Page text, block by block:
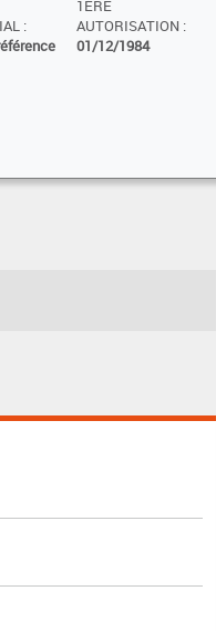
:
1ÈRE
AUTORISATION :
01/12/1984